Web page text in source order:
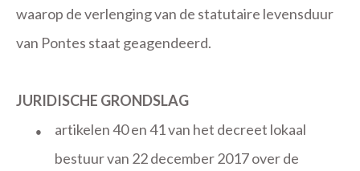
waarop de verlenging van de statutaire levensduur
van Pontes staat geagendeerd.
JURIDISCHE GRONDSLAG
●
artikelen 40 en 41 van het decreet lokaal
bestuur van 22 december 2017 over de